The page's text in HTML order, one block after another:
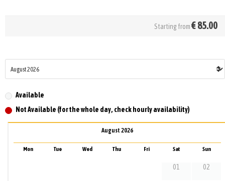
Starting from€85.00
Available
Not Available (for the whole day, check hourly availability)
August 2026
Mon Tue Wed Thu Fri Sat Sun
01 02